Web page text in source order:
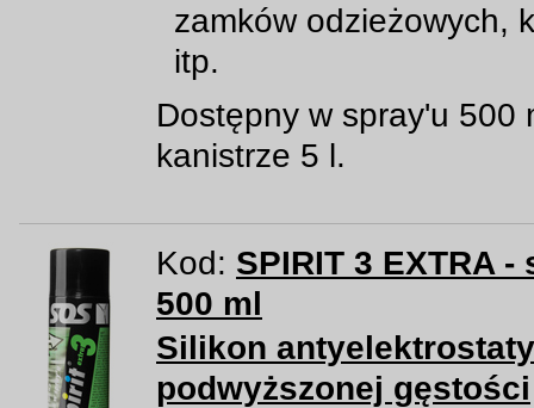
zamków odzieżowych,
itp.
Dostępny w spray'u 500
kanistrze 5 l.
Kod: SPIRIT 3 EXTRA -
500 ml
Silikon
podwyższonej gęstości